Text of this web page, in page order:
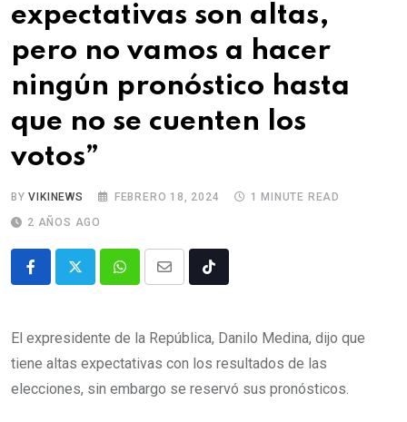
expectativas son altas,
pero no vamos a hacer
ningún pronóstico hasta
que no se cuenten los
votos”
BYVIKINEWS FEBRERO 18, 2024
1 MINUTE READ
2 AÑOS AGO
El expresidente de la República, Danilo Medina, dijo que
tiene altas expectativas con los resultados de las
elecciones, sin embargo se reservó sus pronósticos.